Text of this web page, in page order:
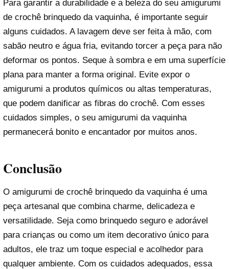
Para garantir a durabilidade e a beleza do seu amigurumi
de crochê brinquedo da vaquinha, é importante seguir
alguns cuidados. A lavagem deve ser feita à mão, com
sabão neutro e água fria, evitando torcer a peça para não
deformar os pontos. Seque à sombra e em uma superfície
plana para manter a forma original. Evite expor o
amigurumi a produtos químicos ou altas temperaturas,
que podem danificar as fibras do crochê. Com esses
cuidados simples, o seu amigurumi da vaquinha
permanecerá bonito e encantador por muitos anos.
Conclusão
O amigurumi de crochê brinquedo da vaquinha é uma
peça artesanal que combina charme, delicadeza e
versatilidade. Seja como brinquedo seguro e adorável
para crianças ou como um item decorativo único para
adultos, ele traz um toque especial e acolhedor para
qualquer ambiente. Com os cuidados adequados, essa